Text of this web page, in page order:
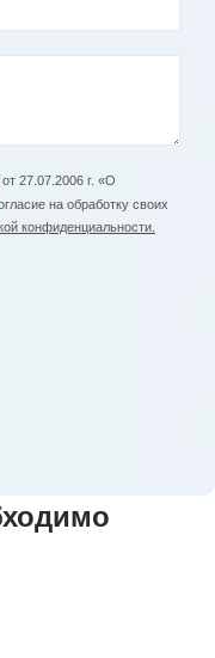
27.07.2006 г. «О
на обработку своих
конфиденциальности.